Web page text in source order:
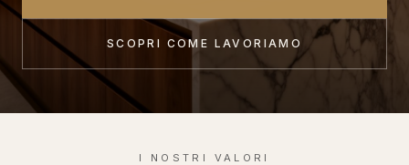
SCOPRI COME LAVORIAMO
I NOSTRI VALORI